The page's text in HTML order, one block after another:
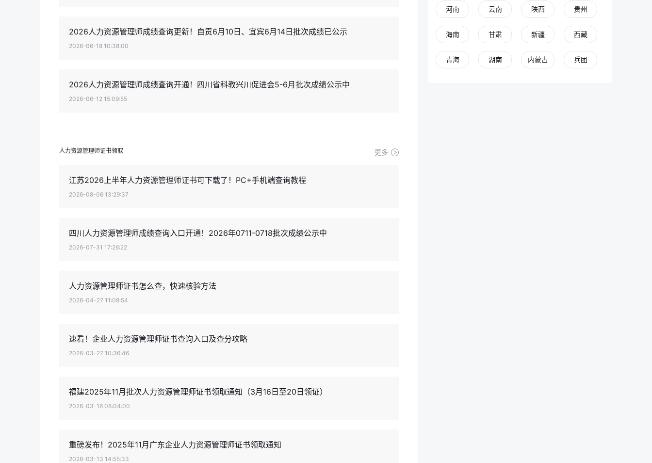
2026人力资源管理师成绩查询更新！自贡6月10日、宜宾6月14日批次成绩已公示
2026-06-18 10:38:00
2026人力资源管理师成绩查询开通！四川省科教兴川促进会5-6月批次成绩公示中
2026-06-12 15:09:55
人力资源管理师证书领取 更多
江苏2026上半年人力资源管理师证书可下载了！PC+手机端查询教程
2026-08-06 13:29:37
四川人力资源管理师成绩查询入口开通！2026年0711-0718批次成绩公示中
2026-07-31 17:26:22
人力资源管理师证书怎么查，快速核验方法
2026-04-27 11:08:54
速看！企业人力资源管理师证书查询入口及查分攻略
2026-03-27 10:36:46
福建2025年11月批次人力资源管理师证书领取通知（3月16日至20日领证）
2026-03-16 08:04:00
重磅发布！2025年11月广东企业人力资源管理师证书领取通知
2026-03-13 14:55:33
河南 云南 陕西 贵州
海南 甘肃 新疆 西藏
青海 湖南 内蒙古 兵团